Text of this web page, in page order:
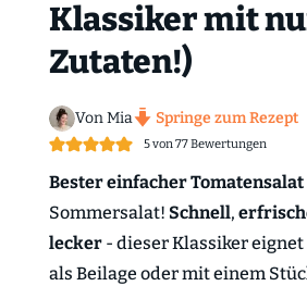
Klassiker mit
Zutaten!)
Von Mia Springe zum Rezept
5von77Bewertungen
Bester einfacher Tomatensalat
Sommersalat! Schnell,
lecker- dieser Klassiker
als Beilage oder mit einem